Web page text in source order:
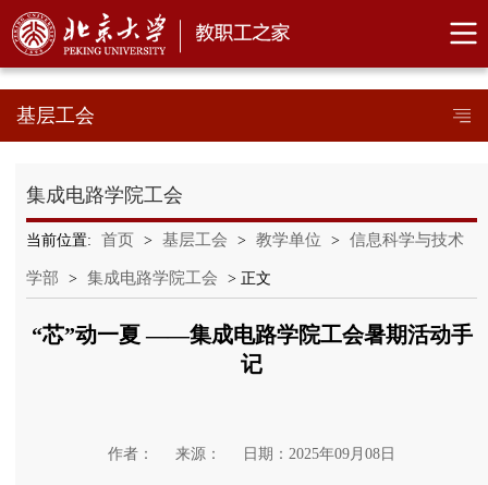
基层工会
集成电路学院工会
当前位置: 首页 > 基层工会 > 教学单位 > 信息科学与技术
学部 > 集成电路学院工会 > 正文
“芯”动一夏 ——集成电路学院工会暑期活动手
记
作者： 来源： 日期：2025年09月08日